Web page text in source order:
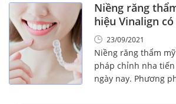
Niềng răng
hiệu Vinalign
23/09/2021
Niềng răng thẩm
pháp chỉnh nha
ngày nay. Phương